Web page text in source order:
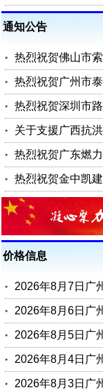
通知公告
关于支援广西抗
价格信息
2026年8月7日广
2026年8月6日广
2026年8月5日广
2026年8月4日广
2026年8月3日广